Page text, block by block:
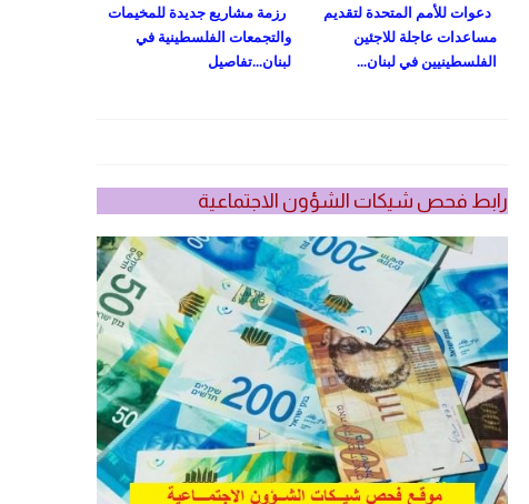
رزمة مشاريع جديدة للمخيمات
والتجمعات الفلسطينية في
لبنان...تفاصيل
دعوات للأمم المتحدة لتقديم
مساعدات عاجلة للاجئين
الفلسطينيين في لبنان...
رابط فحص شيكات الشؤون الاجتماعية